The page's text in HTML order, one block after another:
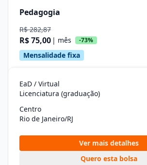
Pedagogia
R$ 282,87
R$ 75,00 | mês -73%
Mensalidade fixa
EaD / Virtual
Licenciatura (graduação)
Centro
Rio de Janeiro/RJ
Ver mais detalhes
Quero esta bolsa